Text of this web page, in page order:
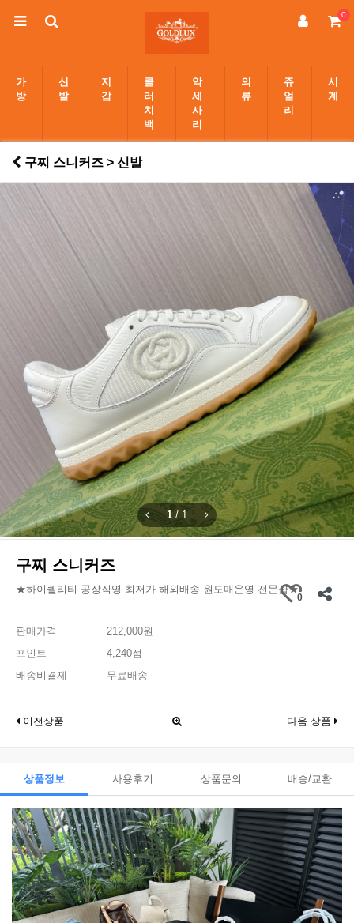
0
가
방
신
발
지
갑
클
러
치
백
악
세
사
리
의
류
쥬
얼
리
시
계
구찌 스니커즈 > 신발
1 / 1
구찌 스니커즈
★하이퀄리티 공장직영 최저가 해외배송 원도매운영 전문샵★
0
판매가격
212,000원
포인트
4,240점
배송비결제
무료배송
이전상품 다음 상품
상품정보 사용후기 상품문의 배송/교환